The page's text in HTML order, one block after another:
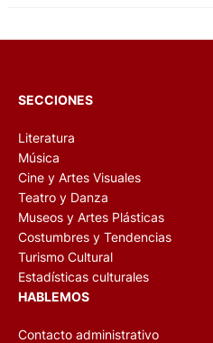
SECCIONES
Literatura
Música
Cine y Artes Visuales
Teatro y Danza
Museos y Artes Plásticas
Costumbres y Tendencias
Turismo Cultural
Estadísticas culturales
HABLEMOS
Contacto administrativo